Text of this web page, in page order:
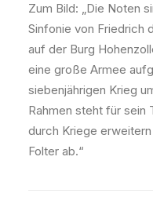
Zum Bild: „Die Noten
Sinfonie von Friedrich
auf der Burg
eine große Armee
siebenjährigen Krieg
Rahmen steht für sein
durch Kriege
Folter ab.“